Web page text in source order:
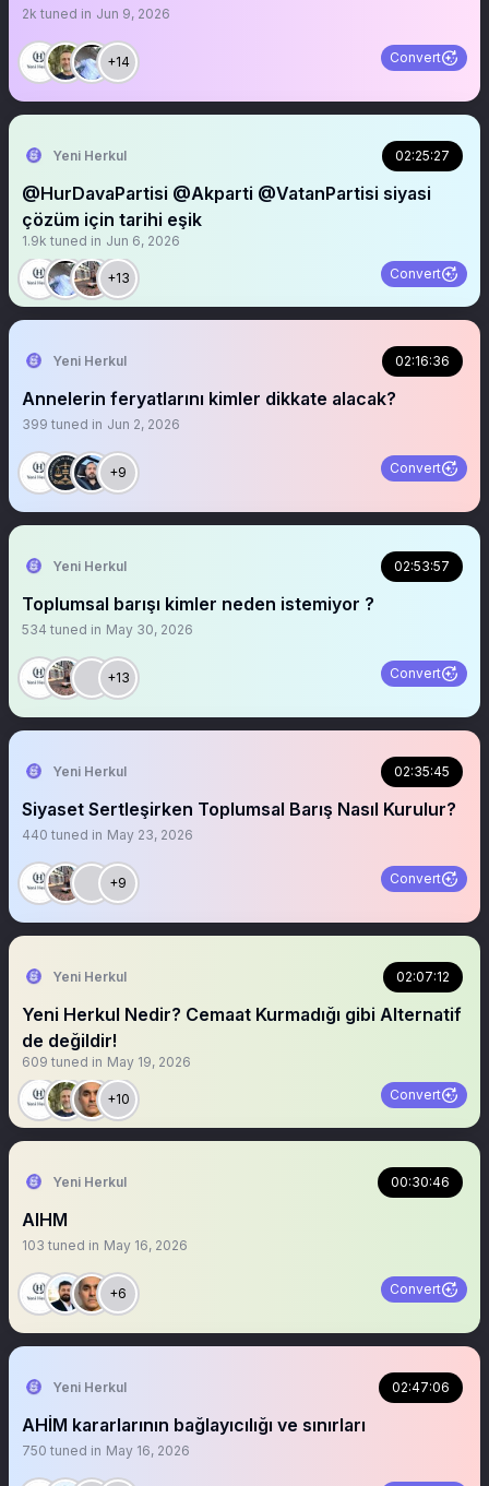
2k tuned in Jun 9, 2026
+14 Convert
Yeni Herkul 02:25:27
@HurDavaPartisi @Akparti @VatanPartisi siyasi
çözüm için tarihi eşik
1.9k tuned in Jun 6, 2026
+13 Convert
Yeni Herkul 02:16:36
Annelerin feryatlarını kimler dikkate alacak?
399 tuned in Jun 2, 2026
+9 Convert
Yeni Herkul 02:53:57
Toplumsal barışı kimler neden istemiyor ?
534 tuned in May 30, 2026
+13 Convert
Yeni Herkul 02:35:45
Siyaset Sertleşirken Toplumsal Barış Nasıl Kurulur?
440 tuned in May 23, 2026
+9 Convert
Yeni Herkul 02:07:12
Yeni Herkul Nedir? Cemaat Kurmadığı gibi Alternatif
de değildir!
609 tuned in May 19, 2026
+10 Convert
Yeni Herkul 00:30:46
AIHM
103 tuned in May 16, 2026
+6 Convert
Yeni Herkul 02:47:06
AHİM kararlarının bağlayıcılığı ve sınırları
750 tuned in May 16, 2026